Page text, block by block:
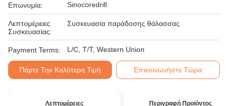
Επωνυμία: Sinocoredrill
Λεπτομέρειες
Συσκευασίας:
Συσκευασία παράδοσης θάλασσας
Payment Terms: L/C, T/T, Western Union
Πάρτε Την Καλύτερη Τιμή Επικοινωνήστε Τώρα
Λεπτομέρειες Περιγραφή Προϊόντος